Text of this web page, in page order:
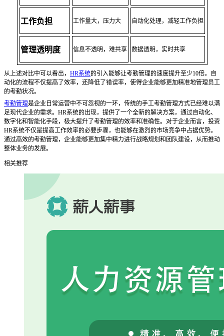
工作负担 工作量大，压力大 自动化处理，减轻工作负担
管理透明度 信息不透明，难共享 数据透明，实时共享
从上述对比中可以看出， HR系统的引入能够让考勤管理的速度提升至少10倍。自
动化的流程不仅提高了效率，还降低了错误率，使得企业能够更加精准地管理员工
的考勤状况。
考勤管理是企业日常运营中不可忽视的一环，传统的手工考勤管理方式已经难以满
足现代企业的需求。 HR系统的出现，提供了一个全新的解决方案，通过自动化、
数字化和智能化手段，极大提升了考勤管理的效率和准确性。对于企业而言，投资
HR系统不仅是提高工作效率的必要步骤，也能够在激烈的市场竞争中占据优势。
通过高效的考勤管理，企业能够更加集中精力进行战略规划和团队建设，从而推动
整体业务的发展。
相关推荐